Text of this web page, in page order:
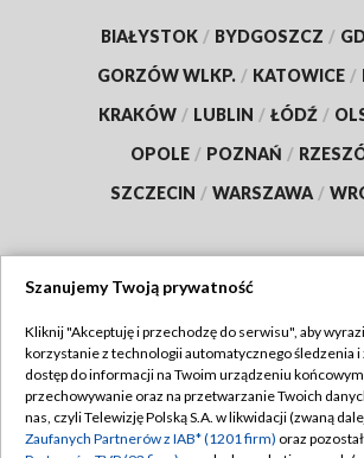
BIAŁYSTOK / BYDGOSZCZ /
GORZÓW WLKP. / KATOWICE /
KRAKÓW / LUBLIN / ŁÓDŹ /
OPOLE / POZNAŃ /
SZCZECIN / WARSZAWA /
TVP
Abonament TVP
Emisja w TVP
Regulamin TVP
Polityka prywatności
Szanujemy Twoją prywatność
Kliknij "Akceptuję i przechodzę do serwisu", aby
korzystanie z technologii automatycznego śledzenia i
dostęp do informacji na Twoim urządzeniu
przechowywanie oraz na przetwarzanie Twoich
nas, czyli Telewizję Polską S.A. w likwidacji (zwaną
Zaufanych Partnerów z IAB* (1201 firm) oraz